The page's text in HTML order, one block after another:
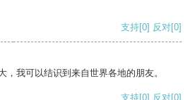
支持[0] 反对[0]
，我可以结识到来自世界各地的朋友。
支持[0] 反对[0]